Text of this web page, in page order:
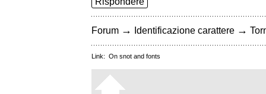
Forum → Identificazione carattere →
Link: On snot and fonts